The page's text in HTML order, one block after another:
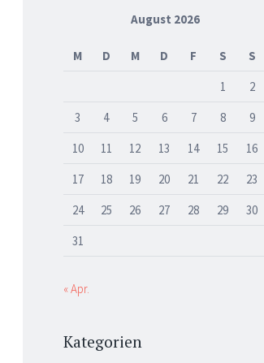
August 2026
M D M D F S
S
1
2
3
4 5 6 7 8
9
10
11 12 13 14 15
16
17
18 19 20 21 22
23
24
25 26 27 28 29
30
31
« Apr.
Kategorien